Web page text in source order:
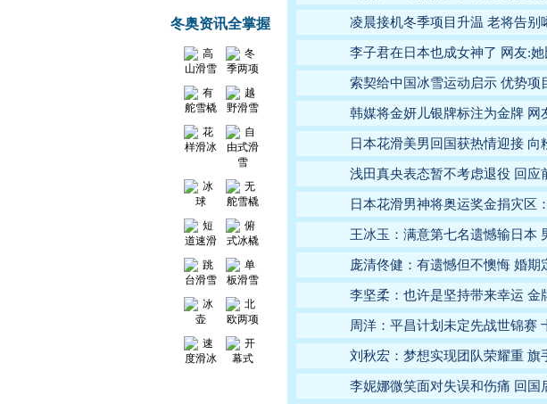
冬奥资讯全掌握 凌晨接机冬季项目升温 老将告别
李子君在日本也成女神了 网友:
索契给中国冰雪运动启示 优势项
韩媒将金妍儿银牌标注为金牌 网
日本花滑美男回国获热情迎接 向
浅田真央表态暂不考虑退役 回应
日本花滑男神将奥运奖金捐灾区
王冰玉：满意第七名遗憾输日本
庞清佟健：有遗憾但不懊悔 婚期
李坚柔：也许是坚持带来幸运 金
周洋：平昌计划未定先战世锦赛
刘秋宏：梦想实现团队荣耀重 旗
李妮娜微笑面对失误和伤痛 回国